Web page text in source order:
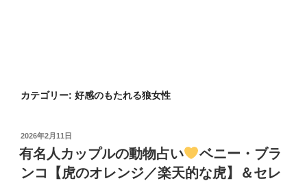
カテゴリー: 好感のもたれる狼女性
投
稿
日:
2026年2月11日
有名人カップルの動物占い
ベニー・ブラ
ンコ【虎のオレンジ／楽天的な虎】＆セレ